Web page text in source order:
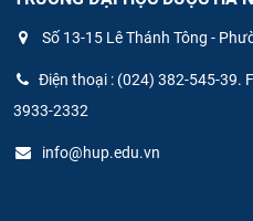
Số 13-15 Lê Thánh Tông -
Điện thoại : (024) 382-545-39.
3933-2332
info@hup.edu.vn